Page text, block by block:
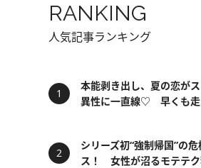
RANKING
人気記事ランキング
本能剥き出し、夏の恋が
異性に一直線♡ 早くも走
シリーズ初“強制帰国”の
ス！ 女性が沼るモテテ